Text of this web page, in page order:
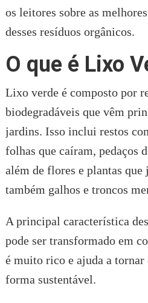
os leitores sobre as
desses resíduos orgânicos.
O que é Lixo
Lixo verde é composto por
biodegradáveis que vêm
jardins. Isso inclui restos
folhas que caíram, pedaços
além de flores e plantas que
também galhos e troncos
A principal característica
pode ser transformado em
é muito rico e ajuda a
forma sustentável.